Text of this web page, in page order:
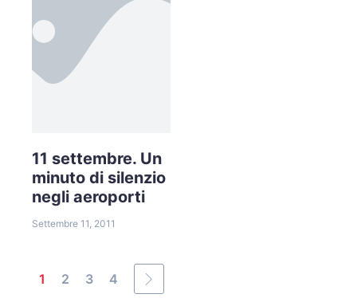
11 settembre. Un
minuto di silenzio
negli aeroporti
Settembre 11, 2011
1 2 3 4